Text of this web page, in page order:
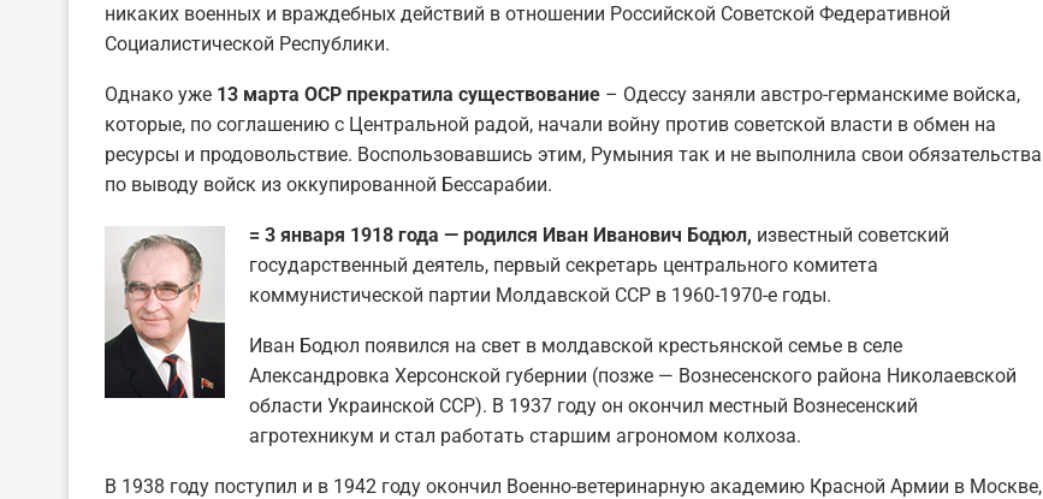
никаких военных и враждебных действий в отношении Российской Советской Федеративной
Социалистической Республики.
Однако уже 13 марта ОСР прекратила существование – Одессу заняли австро-германскиме войска,
которые, по соглашению с Центральной радой, начали войну против советской власти в обмен на
ресурсы и продовольствие. Воспользовавшись этим, Румыния так и не выполнила свои обязательства
по выводу войск из оккупированной Бессарабии.
= 3 января 1918 года — родился Иван Иванович Бодюл, известный советский
государственный деятель, первый секретарь центрального комитета
коммунистической партии Молдавской ССР в 1960-1970-е годы.
Иван Бодюл появился на свет в молдавской крестьянской семье в селе
Александровка Херсонской губернии (позже — Вознесенского района Николаевской
области Украинской ССР). В 1937 году он окончил местный Вознесенский
агротехникум и стал работать старшим агрономом колхоза.
В 1938 году поступил и в 1942 году окончил Военно-ветеринарную академию Красной Армии в Москве,